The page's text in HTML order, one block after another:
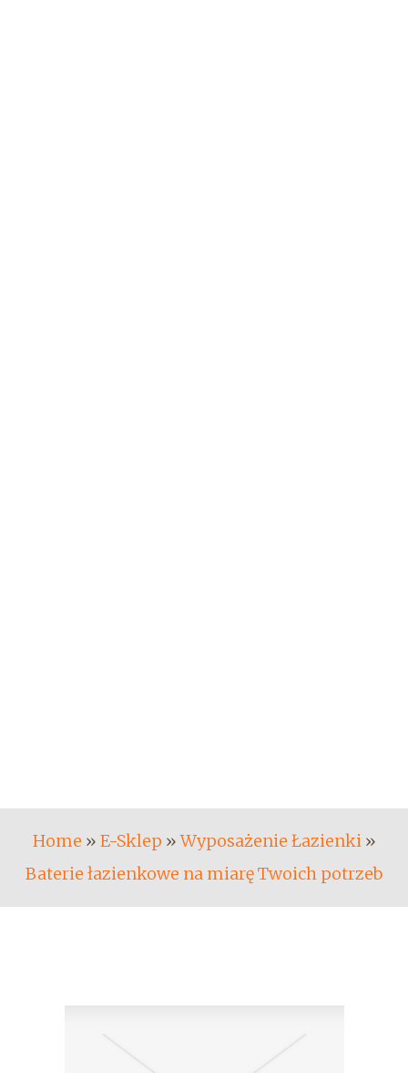
Home » E-Sklep »Wyposażenie Łazienki»
Baterie łazienkowe na miarę Twoich potrzeb